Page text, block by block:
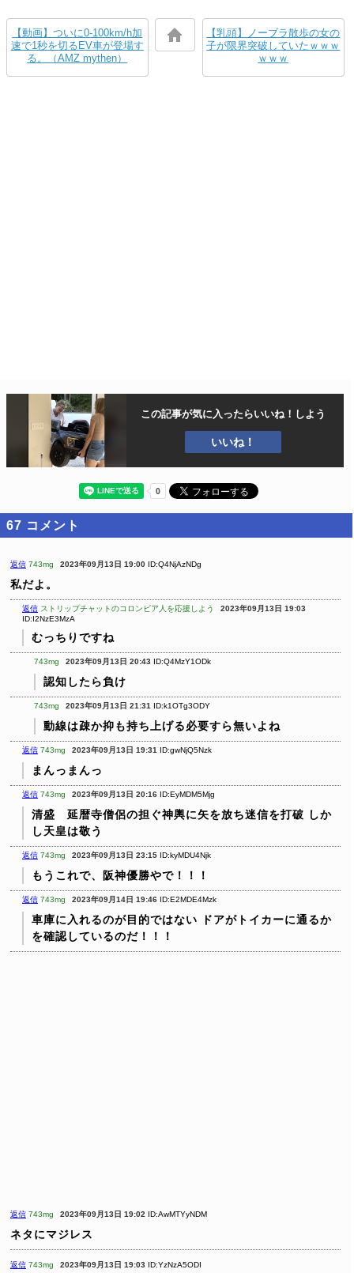
【動画】ついに0-100km/h加
速で1秒を切るEV車が登場す
る。（AMZ mythen）
【乳頭】ノーブラ散歩の女の
子が限界突破していたｗｗｗ
ｗｗｗ
この記事が気に入ったらいいね！しよう
いいね！
67 コメント
返信 743mg 2023年09月13日 19:00 ID:Q4NjAzNDg
私だよ。
返信 ストリップチャットのコロンビア人を応援しよう
2023年09月13日 19:03
ID:I2NzE3MzA
むっちりですね
743mg 2023年09月13日 20:43 ID:Q4MzY1ODk
認知したら負け
743mg 2023年09月13日 21:31 ID:k1OTg3ODY
動線は疎か抑も持ち上げる必要すら無いよね
返信 743mg 2023年09月13日 19:31 ID:gwNjQ5Nzk
まんっまんっ
返信 743mg 2023年09月13日 20:16 ID:EyMDM5Mjg
清盛 延暦寺僧侶の担ぐ神輿に矢を放ち迷信を打破 しか
し天皇は敬う
返信 743mg 2023年09月13日 23:15 ID:kyMDU4Njk
もうこれで、阪神優勝やで！！！
返信 743mg 2023年09月14日 19:46 ID:E2MDE4Mzk
車庫に入れるのが目的ではない ドアがトイカーに通るか
を確認しているのだ！！！
返信 743mg 2023年09月13日 19:02 ID:AwMTYyNDM
ネタにマジレス
返信 743mg 2023年09月13日 19:03 ID:YzNzA5ODI